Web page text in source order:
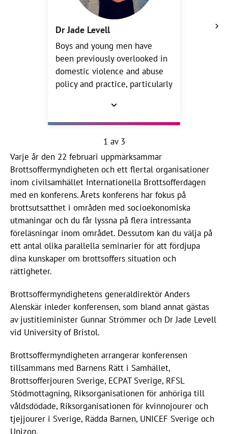
Dr Jade Levell
Boys and young men have
been previously overlooked in
domestic violence and abuse
policy and practice, particularly
criminalised and labelled as
gang-involved by the time they
offers radical and important
insights into how boys in this
context navigate their journey
to manhood with the constant
presence of violence in their
lives, in addition to poverty
and racial marginalisation. Dr
Levell has been working on
these issues both in the UK
and Albania. She will share
Abuse and Gang Involvement:
Violence at Home, Violence
On-Road’ which highlights the
narratives of these young men
and makes practice
recommendations for
supporting these ‘hidden
victims’.
1 av 3
Varje år den 22 februari uppmärksammar
Brottsoffermyndigheten och ett flertal organisationer
inom civilsamhället Internationella Brottsofferdagen
med en konferens. Årets konferens har fokus på
brottsutsatthet i områden med socioekonomiska
utmaningar och du får lyssna på flera intressanta
föreläsningar inom området. Dessutom kan du välja på
ett antal olika parallella seminarier för att fördjupa
dina kunskaper om brottsoffers situation och
rättigheter.
Brottsoffermyndighetens generaldirektör Anders
Alenskär inleder konferensen, som bland annat gästas
av justitieminister Gunnar Strömmer och Dr Jade Levell
vid University of Bristol.
Brottsoffermyndigheten arrangerar konferensen
tillsammans med Barnens Rätt i Samhället,
Brottsofferjouren Sverige, ECPAT Sverige, RFSL
Stödmottagning, Riksorganisationen för anhöriga till
våldsdödade, Riksorganisationen för kvinnojourer och
tjejjourer i Sverige, Rädda Barnen, UNICEF Sverige och
Unizon.